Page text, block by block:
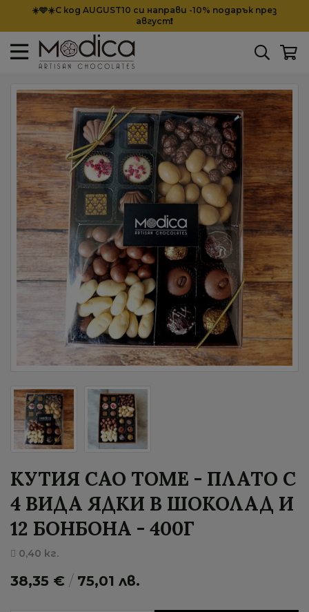
☀️🩵☀️С код AUGUST10 си направи -10% подарък през
август❗
КУТИЯ САО ТОМЕ - ПЛАТО С
4 ВИДА ЯДКИ В ШОКОЛАД И
12 БОНБОНА - 400Г
0,40 кг.
38,35 € / 75,01 лв.